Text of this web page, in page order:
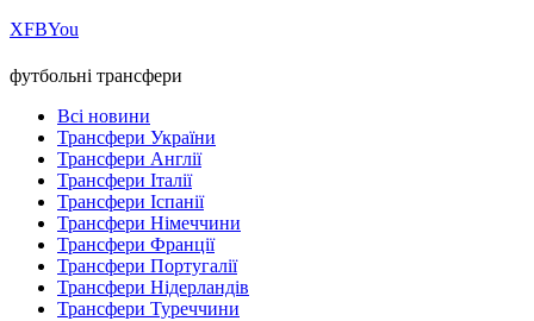
ХFBYou
футбольні трансфери
Всі новини
Трансфери України
Трансфери Англії
Трансфери Італії
Трансфери Іспанії
Трансфери Німеччини
Трансфери Франції
Трансфери Португалії
Трансфери Нідерландів
Трансфери Туреччини